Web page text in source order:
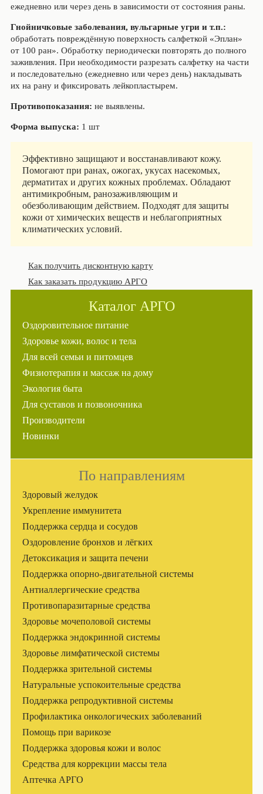
ежедневно или через день в зависимости от состояния раны.
Гнойничковые заболевания, вульгарные угри и т.п.:
обработать повреждённую поверхность салфеткой «Эплан»
от 100 ран». Обработку периодически повторять до полного
заживления. При необходимости разрезать салфетку на части
и последовательно (ежедневно или через день) накладывать
их на рану и фиксировать лейкопластырем.
Противопоказания: не выявлены.
Форма выпуска: 1 шт
Эффективно защищают и восстанавливают кожу.
Помогают при ранах, ожогах, укусах насекомых,
дерматитах и других кожных проблемах. Обладают
антимикробным, ранозаживляющим и
обезболивающим действием. Подходят для защиты
кожи от химических веществ и неблагоприятных
климатических условий.
Как получить дисконтную карту
Как заказать продукцию АРГО
Каталог АРГО
Оздоровительное питание
Здоровье кожи, волос и тела
Для всей семьи и питомцев
Физиотерапия и массаж на дому
Экология быта
Для суставов и позвоночника
Производители
Новинки
По направлениям
Здоровый желудок
Укрепление иммунитета
Поддержка сердца и сосудов
Оздоровление бронхов и лёгких
Детоксикация и защита печени
Поддержка опорно-двигательной системы
Антиаллергические средства
Противопаразитарные средства
Здоровье мочеполовой системы
Поддержка эндокринной системы
Здоровье лимфатической системы
Поддержка зрительной системы
Натуральные успокоительные средства
Поддержка репродуктивной системы
Профилактика онкологических заболеваний
Помощь при варикозе
Поддержка здоровья кожи и волос
Средства для коррекции массы тела
Аптечка АРГО